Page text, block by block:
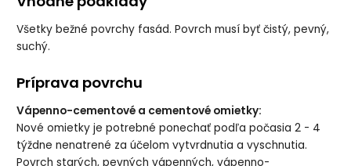
Všetky bežné povrchy fasád. Povrch musí byť čistý, pevný,
suchý.
Príprava povrchu
Vápenno-cementové a cementové omietky:
Nové omietky je potrebné ponechať podľa počasia 2 - 4
týždne nenatrené za účelom vytvrdnutia a vyschnutia.
Povrch starých, pevných vápenných, vápenno-